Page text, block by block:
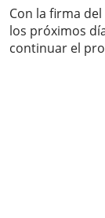
Con la firma
los próximos
continuar el